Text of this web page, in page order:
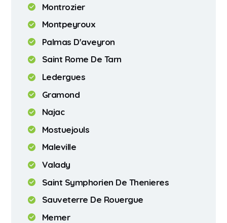
Montrozier
Montpeyroux
Palmas D'aveyron
Saint Rome De Tarn
Ledergues
Gramond
Najac
Mostuejouls
Maleville
Valady
Saint Symphorien De Thenieres
Sauveterre De Rouergue
Memer